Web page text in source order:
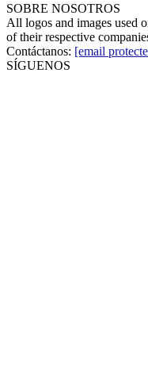
SOBRE NOSOTROS
All logos and images used
of their respective
Contáctanos: [email
SÍGUENOS